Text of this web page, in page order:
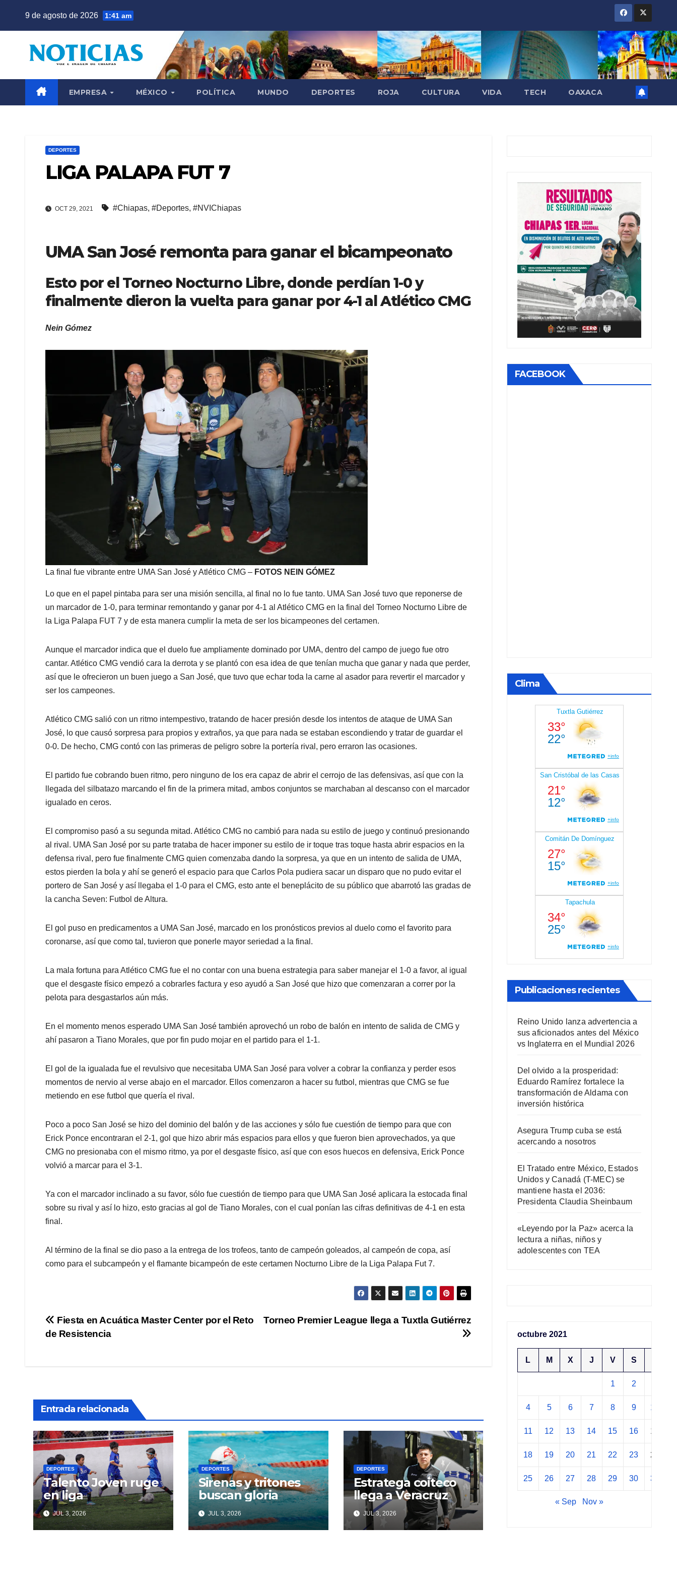
9 de agosto de 2026 1:41 am
EMPRESA MÉXICO POLÍTICA MUNDO DEPORTES ROJA CULTURA VIDA TECH OAXACA
DEPORTES
LIGA PALAPA FUT 7
OCT 29, 2021 #Chiapas, #Deportes, #NVIChiapas
UMA San José remonta para ganar el bicampeonato
Esto por el Torneo Nocturno Libre, donde perdían 1-0 y
finalmente dieron la vuelta para ganar por 4-1 al Atlético CMG
Nein Gómez
La final fue vibrante entre UMA San José y Atlético CMG – FOTOS NEIN GÓMEZ
Lo que en el papel pintaba para ser una misión sencilla, al final no lo fue tanto. UMA San José tuvo que reponerse de
un marcador de 1-0, para terminar remontando y ganar por 4-1 al Atlético CMG en la final del Torneo Nocturno Libre de
la Liga Palapa FUT 7 y de esta manera cumplir la meta de ser los bicampeones del certamen.
Aunque el marcador indica que el duelo fue ampliamente dominado por UMA, dentro del campo de juego fue otro
cantar. Atlético CMG vendió cara la derrota y se plantó con esa idea de que tenían mucha que ganar y nada que perder,
así que le ofrecieron un buen juego a San José, que tuvo que echar toda la carne al asador para revertir el marcador y
ser los campeones.
Atlético CMG salió con un ritmo intempestivo, tratando de hacer presión desde los intentos de ataque de UMA San
José, lo que causó sorpresa para propios y extraños, ya que para nada se estaban escondiendo y tratar de guardar el
0-0. De hecho, CMG contó con las primeras de peligro sobre la portería rival, pero erraron las ocasiones.
El partido fue cobrando buen ritmo, pero ninguno de los era capaz de abrir el cerrojo de las defensivas, así que con la
llegada del silbatazo marcando el fin de la primera mitad, ambos conjuntos se marchaban al descanso con el marcador
igualado en ceros.
El compromiso pasó a su segunda mitad. Atlético CMG no cambió para nada su estilo de juego y continuó presionando
al rival. UMA San José por su parte trataba de hacer imponer su estilo de ir toque tras toque hasta abrir espacios en la
defensa rival, pero fue finalmente CMG quien comenzaba dando la sorpresa, ya que en un intento de salida de UMA,
estos pierden la bola y ahí se generó el espacio para que Carlos Pola pudiera sacar un disparo que no pudo evitar el
portero de San José y así llegaba el 1-0 para el CMG, esto ante el beneplácito de su público que abarrotó las gradas de
la cancha Seven: Futbol de Altura.
El gol puso en predicamentos a UMA San José, marcado en los pronósticos previos al duelo como el favorito para
coronarse, así que como tal, tuvieron que ponerle mayor seriedad a la final.
La mala fortuna para Atlético CMG fue el no contar con una buena estrategia para saber manejar el 1-0 a favor, al igual
que el desgaste físico empezó a cobrarles factura y eso ayudó a San José que hizo que comenzaran a correr por la
pelota para desgastarlos aún más.
En el momento menos esperado UMA San José también aprovechó un robo de balón en intento de salida de CMG y
ahí pasaron a Tiano Morales, que por fin pudo mojar en el partido para el 1-1.
El gol de la igualada fue el revulsivo que necesitaba UMA San José para volver a cobrar la confianza y perder esos
momentos de nervio al verse abajo en el marcador. Ellos comenzaron a hacer su futbol, mientras que CMG se fue
metiendo en ese futbol que quería el rival.
Poco a poco San José se hizo del dominio del balón y de las acciones y sólo fue cuestión de tiempo para que con
Erick Ponce encontraran el 2-1, gol que hizo abrir más espacios para ellos y que fueron bien aprovechados, ya que
CMG no presionaba con el mismo ritmo, ya por el desgaste físico, así que con esos huecos en defensiva, Erick Ponce
volvió a marcar para el 3-1.
Ya con el marcador inclinado a su favor, sólo fue cuestión de tiempo para que UMA San José aplicara la estocada final
sobre su rival y así lo hizo, esto gracias al gol de Tiano Morales, con el cual ponían las cifras definitivas de 4-1 en esta
final.
Al término de la final se dio paso a la entrega de los trofeos, tanto de campeón goleados, al campeón de copa, así
como para el subcampeón y el flamante bicampeón de este certamen Nocturno Libre de la Liga Palapa Fut 7.
Navegación
Torneo Premier League llega a Tuxtla Gutiérrez
Fiesta en Acuática Master Center por el Reto
de Resistencia
Entrada relacionada
DEPORTES
Talento Joven ruge
en liga
JUL 3, 2026
DEPORTES
Sirenas y tritones
buscan gloria
JUL 3, 2026
DEPORTES
Estratega coiteco
llega a Veracruz
JUL 3, 2026
FACEBOOK
Clima
Publicaciones recientes
Reino Unido lanza advertencia a
sus aficionados antes del México
vs Inglaterra en el Mundial 2026
Del olvido a la prosperidad:
Eduardo Ramírez fortalece la
transformación de Aldama con
inversión histórica
Asegura Trump cuba se está
acercando a nosotros
El Tratado entre México, Estados
Unidos y Canadá (T-MEC) se
mantiene hasta el 2036:
Presidenta Claudia Sheinbaum
«Leyendo por la Paz» acerca la
lectura a niñas, niños y
adolescentes con TEA
octubre 2021
L M X J V S
1 2
4 5 6 7 8 9 10
11 12 13 14 15 16 17
18 19 20 21 22 23 24
25 26 27 28 29 30 31
« Sep Nov »